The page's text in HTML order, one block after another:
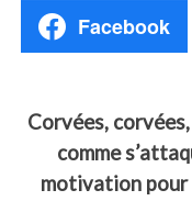
Facebook
Corvées,
comme
motivation pour